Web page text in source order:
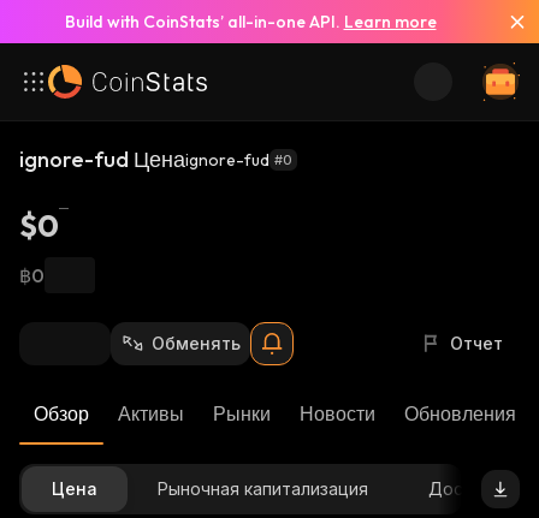
Build with CoinStats’ all-in-one API. Learn more
ignore-fud Ценаignore-fud #0
$0
฿0
Обменять Отчет
Обзор Активы Рынки Новости Обновления
Цена Рыночная капитализация Доступное